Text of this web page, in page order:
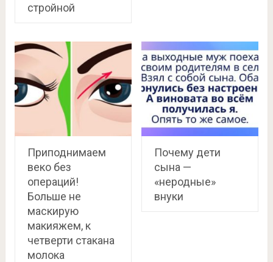
стройной
Приподнимаем
веко без
операций!
Больше не
маскирую
макияжем, к
четверти стакана
молока
Почему дети
сына —
«неродные»
внуки